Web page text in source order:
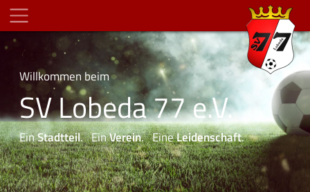
Willkommen beim
SV Lobeda 77 e.V.
EinStadtteil. EinVerein. EineLeidenschaft.